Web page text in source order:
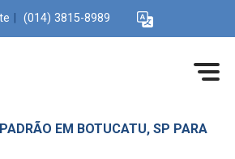
(014) 3815-8989
EM BOTUCATU, SP PARA